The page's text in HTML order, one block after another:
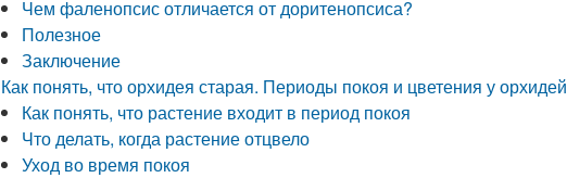
Чем фаленопсис отличается от доритенопсиса?
Полезное
Заключение
Как понять, что орхидея старая. Периоды покоя и цветения у орхидей
Как понять, что растение входит в период покоя
Что делать, когда растение отцвело
Уход во время покоя